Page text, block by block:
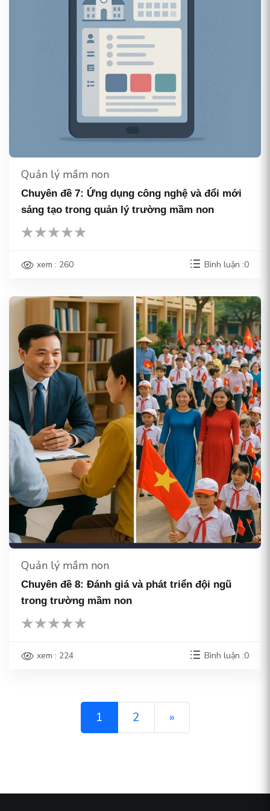
Quản lý mầm non
Chuyên đề 7: Ứng dụng công nghệ và đổi mới
sáng tạo trong quản lý trường mầm non
xem : 260 Bình luận :0
Quản lý mầm non
Chuyên đề 8: Đánh giá và phát triển đội ngũ
trong trường mầm non
xem : 224 Bình luận :0
1 2 »